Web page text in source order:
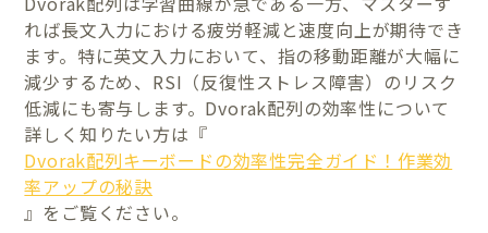
れば長文入力における疲労軽減と速度向上が期待でき
ます。特に英文入力において、指の移動距離が大幅に
減少するため、RSI（反復性ストレス障害）のリスク
低減にも寄与します。Dvorak配列の効率性について
詳しく知りたい方は『
Dvorak配列キーボードの効率性完全ガイド！作業効
率アップの秘訣
』をご覧ください。